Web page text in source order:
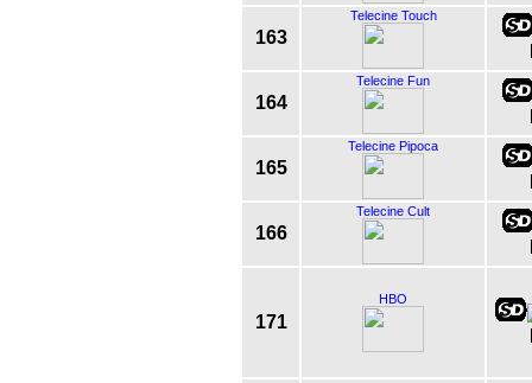
163
Telecine Touch
164
Telecine Fun
165
Telecine Pipoca
166
Telecine Cult
171
HBO